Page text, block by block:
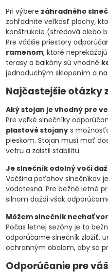
Pri výbere záhradného
zohľadnite veľkosť plochy,
konštrukcie (stredová alebo
Pre väčšie priestory
ramenom, ktoré
terasy a balkóny sú vhodné
jednoduchým sklopením a
Najčastejšie otázky
Aký stojan je vhodný pre
Pre veľké slnečníky
plastové stojany s
pieskom. Stojan musí mať
vetru a zaistil stabilitu.
Je slnečník odolný voči
Väčšina poťahov slnečníkov
vodotesná. Pre bežné letné
silnom daždi však
Môžem slnečník nechať
Počas letnej sezóny je to
odporúčame slnečník zložiť,
ochranným obalom, aby sa
Odporúčanie pre